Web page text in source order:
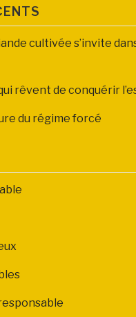
cultivée s’invite
rêvent de conquérir
du régime forcé